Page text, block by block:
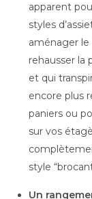
apparent
styles
aménager
rehausser la
et qui
encore plus
paniers ou
sur vos
style
Un